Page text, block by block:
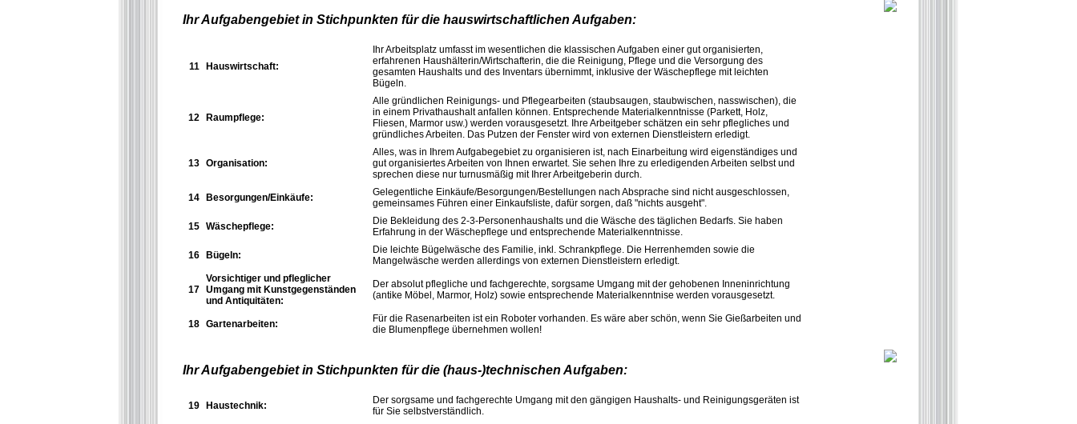
Ihr Aufgabengebiet in Stichpunkten für die hauswirtschaftlichen Aufgaben:
11 Hauswirtschaft:
Ihr Arbeitsplatz umfasst im wesentlichen die klassischen Aufgaben einer gut organisierten,
erfahrenen Haushälterin/Wirtschafterin, die die Reinigung, Pflege und die Versorgung des
gesamten Haushalts und des Inventars übernimmt, inklusive der Wäschepflege mit leichten
Bügeln.
12 Raumpflege:
Alle gründlichen Reinigungs- und Pflegearbeiten (staubsaugen, staubwischen, nasswischen), die
in einem Privathaushalt anfallen können. Entsprechende Materialkenntnisse (Parkett, Holz,
Fliesen, Marmor usw.) werden vorausgesetzt. Ihre Arbeitgeber schätzen ein sehr pflegliches und
gründliches Arbeiten. Das Putzen der Fenster wird von externen Dienstleistern erledigt.
13 Organisation:
Alles, was in Ihrem Aufgabegebiet zu organisieren ist, nach Einarbeitung wird eigenständiges und
gut organisiertes Arbeiten von Ihnen erwartet. Sie sehen Ihre zu erledigenden Arbeiten selbst und
sprechen diese nur turnusmäßig mit Ihrer Arbeitgeberin durch.
14 Besorgungen/Einkäufe:
Gelegentliche Einkäufe/Besorgungen/Bestellungen nach Absprache sind nicht ausgeschlossen,
gemeinsames Führen einer Einkaufsliste, dafür sorgen, daß "nichts ausgeht".
15 Wäschepflege:
Die Bekleidung des 2-3-Personenhaushalts und die Wäsche des täglichen Bedarfs. Sie haben
Erfahrung in der Wäschepflege und entsprechende Materialkenntnisse.
16 Bügeln:
Die leichte Bügelwäsche des Familie, inkl. Schrankpflege. Die Herrenhemden sowie die
Mangelwäsche werden allerdings von externen Dienstleistern erledigt.
17
Vorsichtiger und pfleglicher
Umgang mit Kunstgegenständen
und Antiquitäten:
Der absolut pflegliche und fachgerechte, sorgsame Umgang mit der gehobenen Inneninrichtung
(antike Möbel, Marmor, Holz) sowie entsprechende Materialkenntnise werden vorausgesetzt.
18 Gartenarbeiten:
Für die Rasenarbeiten ist ein Roboter vorhanden. Es wäre aber schön, wenn Sie Gießarbeiten und
die Blumenpflege übernehmen wollen!
Ihr Aufgabengebiet in Stichpunkten für die (haus-)technischen Aufgaben:
19 Haustechnik:
Der sorgsame und fachgerechte Umgang mit den gängigen Haushalts- und Reinigungsgeräten ist
für Sie selbstverständlich.